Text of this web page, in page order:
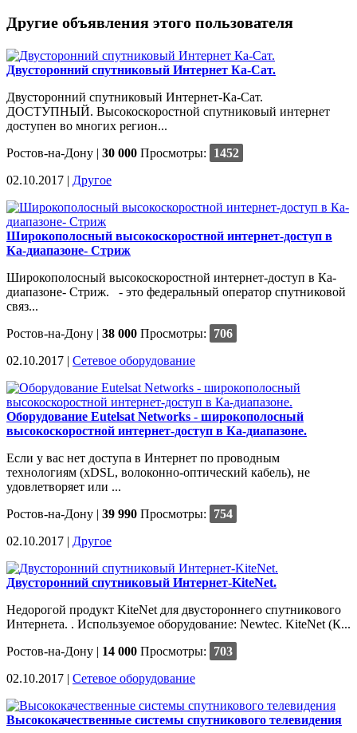
Другие объявления этого пользователя
Двусторонний спутниковый Интернет Ка-Сат.
Двусторонний спутниковый Интернет-Ка-Сат.
ДОСТУПНЫЙ. Высокоскоростной спутниковый интернет
доступен во многих регион...
Ростов-на-Дону | 30 000 Просмотры:
1452
02.10.2017 | Другое
Широкополосный высокоскоростной интернет-доступ в
Ка-диапазоне- Стриж
Широкополосный высокоскоростной интернет-доступ в Ка-
диапазоне- Стриж. - это федеральный оператор спутниковой
связ...
Ростов-на-Дону | 38 000 Просмотры:
706
02.10.2017 | Сетевое оборудование
Оборудование Eutelsat Networks - широкополосный
высокоскоростной интернет-доступ в Ка-диапазоне.
Если у вас нет доступа в Интернет по проводным
технологиям (xDSL, волоконно-оптический кабель), не
удовлетворяет или ...
Ростов-на-Дону | 39 990 Просмотры:
754
02.10.2017 | Другое
Двусторонний спутниковый Интернет-KiteNet.
Недорогой продукт KiteNet для двустороннего спутникового
Интернета. . Используемое оборудование: Newtec. KiteNet (К...
Ростов-на-Дону | 14 000 Просмотры:
703
02.10.2017 | Сетевое оборудование
Высококачественные системы спутникового телевидения